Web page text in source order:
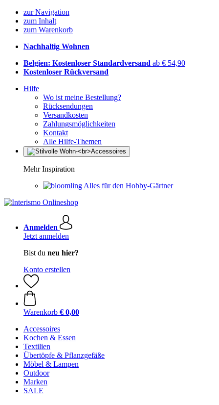
zur Navigation
zum Inhalt
zum Warenkorb
Nachhaltig Wohnen
Belgien: Kostenloser Standardversand ab € 54,90
Kostenloser Rückversand
Hilfe
Wo ist meine Bestellung?
Rücksendungen
Versandkosten
Zahlungsmöglichkeiten
Kontakt
Alle Hilfe-Themen
Mehr Inspiration
Alles für den Hobby-Gärtner
Anmelden
Jetzt anmelden
Bist du neu hier?
Konto erstellen
Warenkorb € 0,00
Accessoires
Kochen & Essen
Textilien
Übertöpfe & Pflanzgefäße
Möbel & Lampen
Outdoor
Marken
SALE